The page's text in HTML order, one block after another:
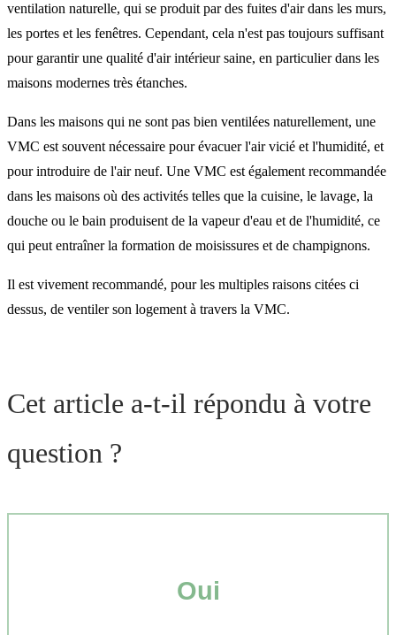
ventilation naturelle, qui se produit par des fuites d'air dans les murs,
les portes et les fenêtres. Cependant, cela n'est pas toujours suffisant
pour garantir une qualité d'air intérieur saine, en particulier dans les
maisons modernes très étanches.
Dans les maisons qui ne sont pas bien ventilées naturellement, une
VMC est souvent nécessaire pour évacuer l'air vicié et l'humidité, et
pour introduire de l'air neuf. Une VMC est également recommandée
dans les maisons où des activités telles que la cuisine, le lavage, la
douche ou le bain produisent de la vapeur d'eau et de l'humidité, ce
qui peut entraîner la formation de moisissures et de champignons.
Il est vivement recommandé, pour les multiples raisons citées ci
dessus, de ventiler son logement à travers la VMC.
Cet article a-t-il répondu à votre
question ?
Oui